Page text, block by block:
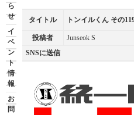
ら
せ
イ
ベ
ン
ト
情
報
お
問
タイトル トンイルくん その
投稿者
Junseok S
SNSに送信